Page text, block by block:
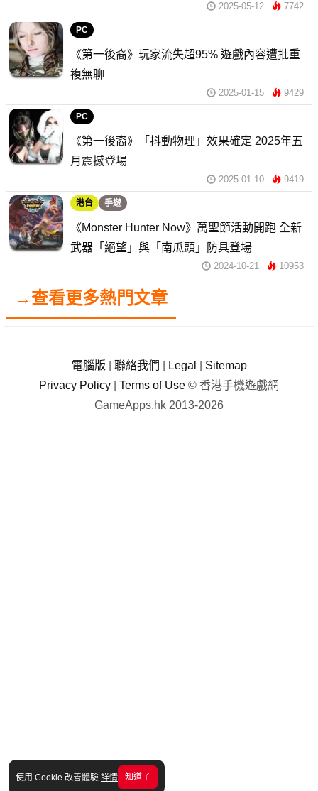
使用 Cookie 改善體驗 詳情 知道了
2025-05-12 7742
PC
《第一後裔》玩家流失超95% 遊戲內容遭批重
複無聊
2025-01-15 9429
PC
《第一後裔》「抖動物理」效果確定 2025年五
月震撼登場
2025-01-10 9419
港台 手遊
《Monster Hunter Now》萬聖節活動開跑 全新
武器「絕望」與「南瓜頭」防具登場
2024-10-21 10953
→查看更多熱門文章
電腦版 聯絡我們 Legal
Sitemap
Privacy Policy
Terms of Use © 香港手機遊戲網
GameApps.hk 2013-2026